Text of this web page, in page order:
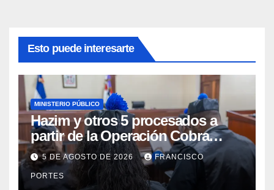
Esto puede interesarte
MINISTERIO PÚBLICO
Hazim y otros 5 procesados a
partir de la Operación Cobra
continuarán en prisión
5 DE AGOSTO DE 2026 FRANCISCO
PORTES